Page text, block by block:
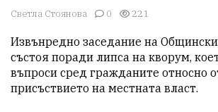
Светла Стоянова 0 221
Извънредно заседание на
състоя поради липса на кворум,
въпроси сред гражданите относно
присъствието на местната власт.